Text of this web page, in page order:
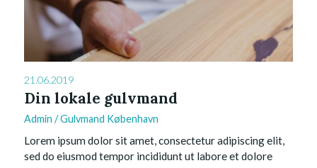
21.06.2019
Din lokale gulvmand
Admin /Gulvmand København
Lorem ipsum dolor sit amet, consectetur adipiscing elit,
sed do eiusmod tempor incididunt ut labore et dolore